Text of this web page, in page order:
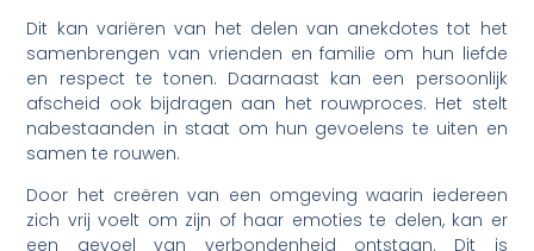
Dit kan variëren van het delen van anekdotes tot het
samenbrengen van vrienden en familie om hun liefde
en respect te tonen. Daarnaast kan een persoonlijk
afscheid ook bijdragen aan het rouwproces. Het stelt
nabestaanden in staat om hun gevoelens te uiten en
samen te rouwen.
Door het creëren van een omgeving waarin iedereen
zich vrij voelt om zijn of haar emoties te delen, kan er
een gevoel van verbondenheid ontstaan. Dit is